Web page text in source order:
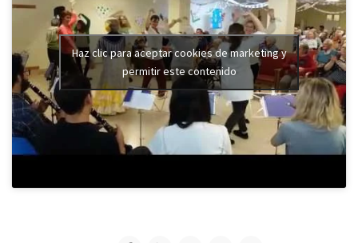
Haz clic para aceptar cookies de marketing y
permitir este contenido